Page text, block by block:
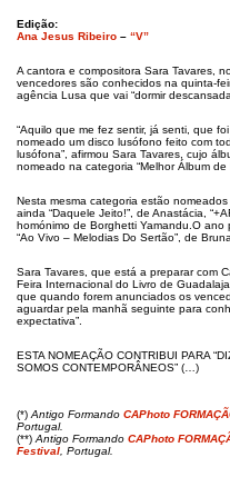
Edição:
Ana Jesus Ribeiro – “V”
A cantora e compositora Sara Tavares,
vencedores são conhecidos na quinta-
agência Lusa que vai “dormir
“Aquilo que me fez sentir, já senti, que
nomeado um disco lusófono feito com
lusófona”, afirmou Sara Tavares, cujo
nomeado na categoria “Melhor Álbum de
Nesta mesma categoria estão
ainda “Daquele Jeito!”, de Anastácia,
homónimo de Borghetti Yamandu.O
“Ao Vivo – Melodias Do Sertão”, de
Sara Tavares, que está a preparar com
Feira Internacional do Livro de
que quando forem anunciados os
aguardar pela manhã seguinte para
expectativa”.
ESTA NOMEAÇÃO CONTRIBUI PARA
SOMOS CONTEMPORÂNEOS” (…)
(*) Antigo Formando CAPhoto
Portugal.
(**) Antigo Formando CAPhoto
Festival , Portugal.